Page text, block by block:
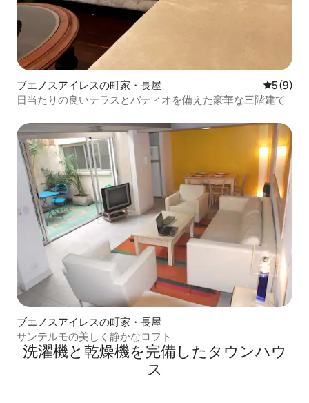
ブエノスアイレスの町家・長屋 レビュー
5 (9)
日当たりの良いテラスとパティオを備えた豪華な三階建て
ブエノスアイレスの町家・長屋
サンテルモの美しく静かなロフト
洗濯機と乾燥機を完備したタウンハウ
ス